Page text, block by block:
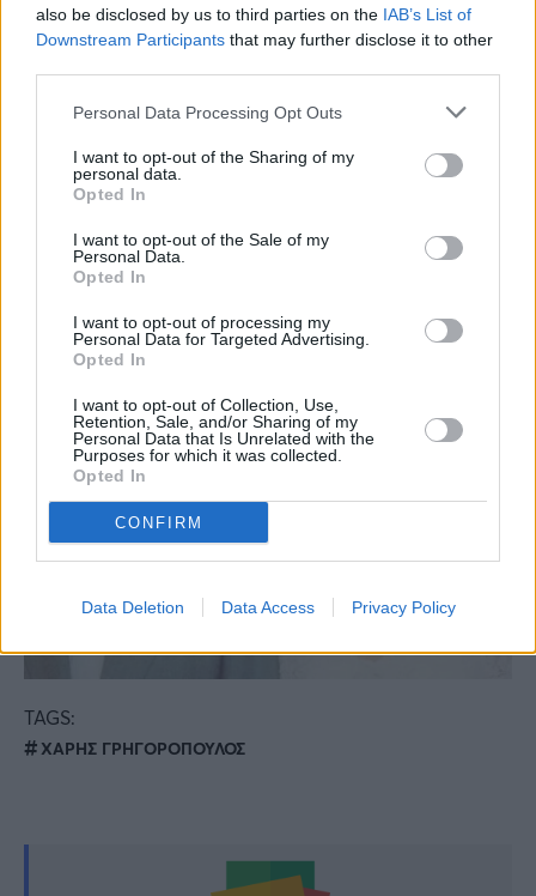
also be disclosed by us to third parties on the IAB’s List of
Downstream Participants that may further disclose it to other
Personal Data Processing Opt Outs
I want to opt-out of the Sharing of my
personal data.
Opted In
I want to opt-out of the Sale of my
Personal Data.
Opted In
I want to opt-out of processing my
Personal Data for Targeted Advertising.
Opted In
I want to opt-out of Collection, Use,
Retention, Sale, and/or Sharing of my
Personal Data that Is Unrelated with the
Purposes for which it was collected.
Opted In
CONFIRM
Data Deletion Data Access Privacy Policy
Μακάρι να ζήσουν ευτυχισμένοι άλλα τόσα
χρόνια οι αγαπημένοι μας ηθοποιοί από το
Χάρης Γρηγορόπουλος: Η φωτογραφία γάμου
του ζευγαριού
TAGS:
ΧΑΡΗΣ ΓΡΗΓΟΡΟΠΟΥΛΟΣ